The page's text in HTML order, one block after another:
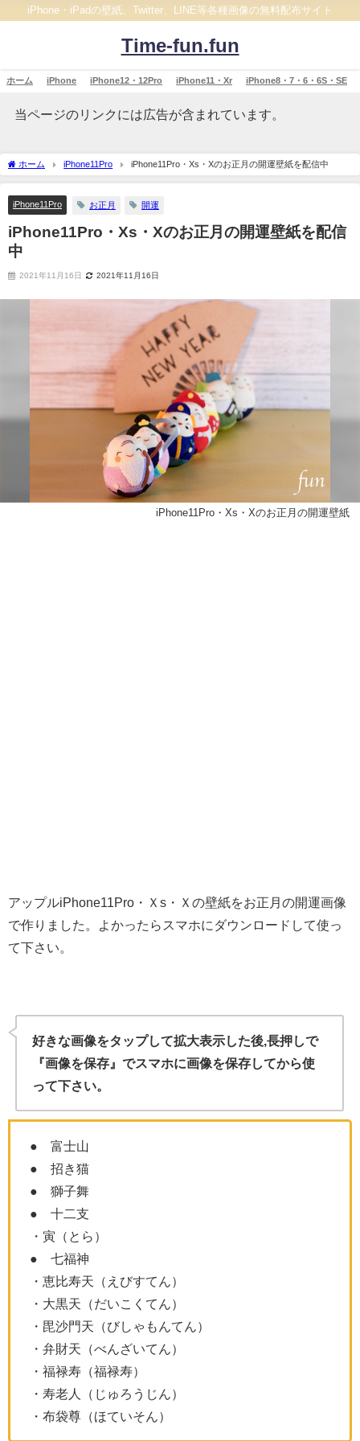
iPhone・iPadの壁紙、Twitter、LINE等各種画像の無料配布サイト
Time-fun.fun
ホーム iPhone iPhone12・12Pro iPhone11・Xr iPhone8・7・6・6S・SE
当ページのリンクには広告が含まれています。
ホーム iPhone11Pro iPhone11Pro・Xs・Xのお正月の開運壁紙を配信中
iPhone11Pro お正月 開運
iPhone11Pro・Xs・Xのお正月の開運壁紙を配信
中
2021年11月16日 2021年11月16日
iPhone11Pro・Xs・Xのお正月の開運壁紙
アップルiPhone11Pro・Ｘs・Ｘの壁紙をお正月の開運画像
で作りました。よかったらスマホにダウンロードして使っ
て下さい。
好きな画像をタップして拡大表示した後,長押しで
『画像を保存』でスマホに画像を保存してから使
って下さい。
● 富士山
● 招き猫
● 獅子舞
● 十二支
・寅（とら）
● 七福神
・恵比寿天（えびすてん）
・大黒天（だいこくてん）
・毘沙門天（びしゃもんてん）
・弁財天（べんざいてん）
・福禄寿（福禄寿）
・寿老人（じゅろうじん）
・布袋尊（ほていそん）